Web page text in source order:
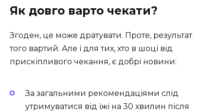
Як довго варто чекати?
Згоден, це може дратувати. Проте, результат
того вартий. Але і для тих, хто в шоці від
прискіпливого чекання, є добрі новини:
За загальними рекомендаціями слід
утримуватися від їжі на 30 хвилин після